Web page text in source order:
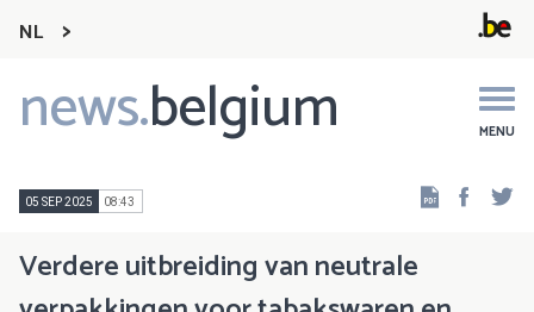
NL
news.belgium MENU
Main
navigation
05 SEP 2025 08:43
Verdere uitbreiding van neutrale